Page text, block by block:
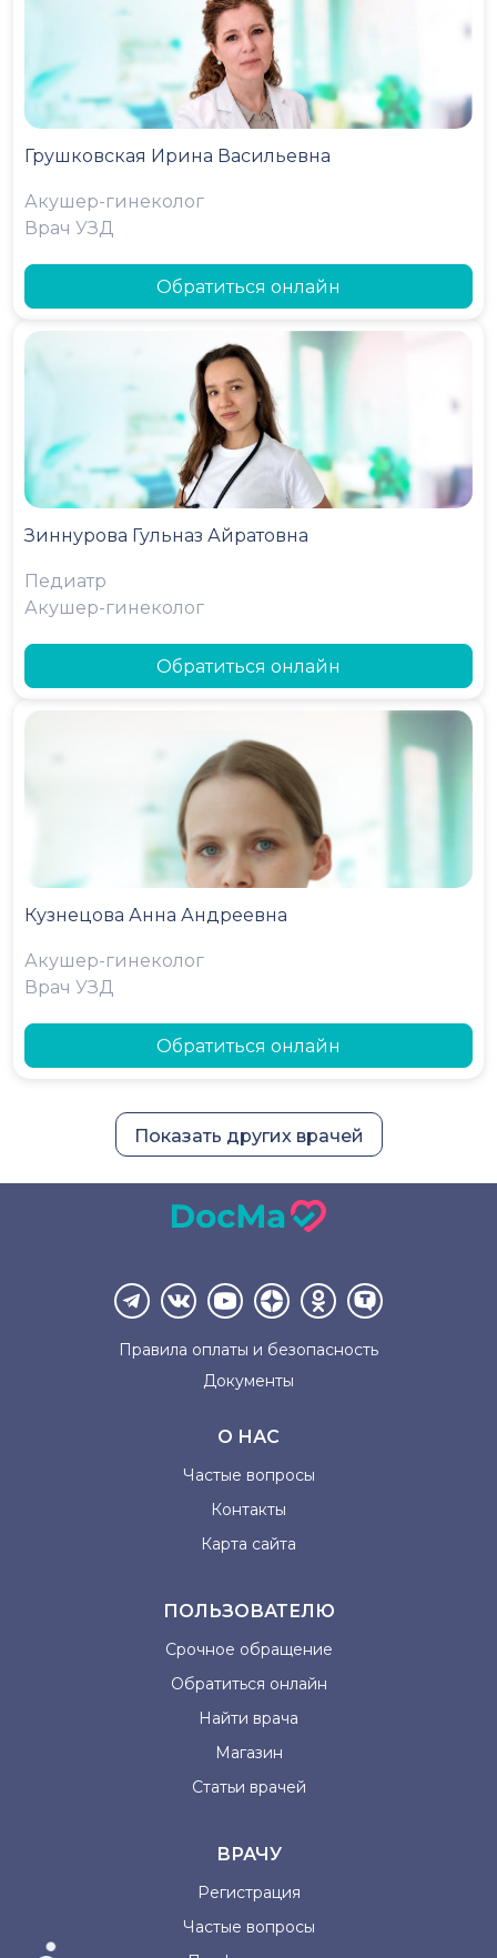
Грушковская Ирина Васильевна
Акушер-гинеколог
Врач УЗД
Обратиться онлайн
Зиннурова Гульназ Айратовна
Педиатр
Акушер-гинеколог
Обратиться онлайн
Кузнецова Анна Андреевна
Акушер-гинеколог
Врач УЗД
Обратиться онлайн
Показать других врачей
Правила оплаты и безопасность
Документы
О НАС
Частые вопросы
Контакты
Карта сайта
ПОЛЬЗОВАТЕЛЮ
Срочное обращение
Обратиться онлайн
Найти врача
Магазин
Статьи врачей
ВРАЧУ
Регистрация
Частые вопросы